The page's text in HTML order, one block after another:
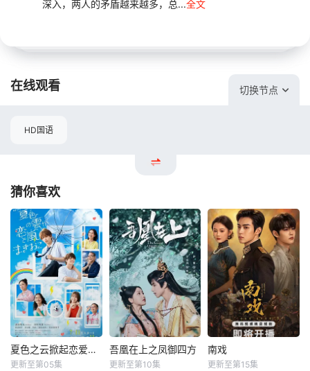
深入，两人的矛盾越来越多，总...全文
在线观看 切换节点
HD国语
猜你喜欢
夏色之云掀起恋爱与风暴
更新至第05集
吾凰在上之凤御四方
更新至第10集
南戏
更新至第15集